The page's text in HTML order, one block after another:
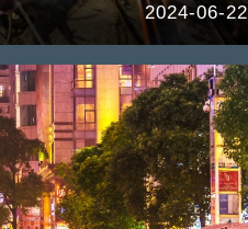
2024-06-22